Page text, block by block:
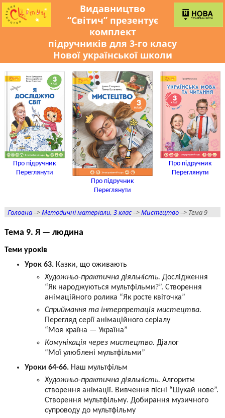
Видавництво
“Світич” презентує
комплект
підручників для 3-го класу
Нової української школи
Про підручник
Переглянути
Про підручник
Переглянути
Про підручник
Переглянути
Головна–>Методичні матеріали, 3 клас–>Мистецтво–> Тема 9
Тема 9. Я — людина
Теми уроків
Урок 63.Казки, що оживають
Художньо-практична діяльність. Дослідження
“Як народжуються мультфільми?”. Створення
анімаційного ролика “Як росте квіточка”
Сприймання та інтерпретація мистецтва.
Перегляд серії анімаційного серіалу
“Моя країна — Україна”
Комунікація через мистецтво. Діалог
“Мої улюблені мультфільми”
Уроки 64-66.Наш мультфільм
Художньо-практична діяльність. Алгоритм
створення анімації. Вивчення пісні “Шукай нове”.
Створення мультфільму. Добирання музичного
супроводу до мультфільму